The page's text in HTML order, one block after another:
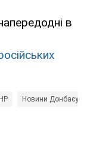
в
Новини Донбасу